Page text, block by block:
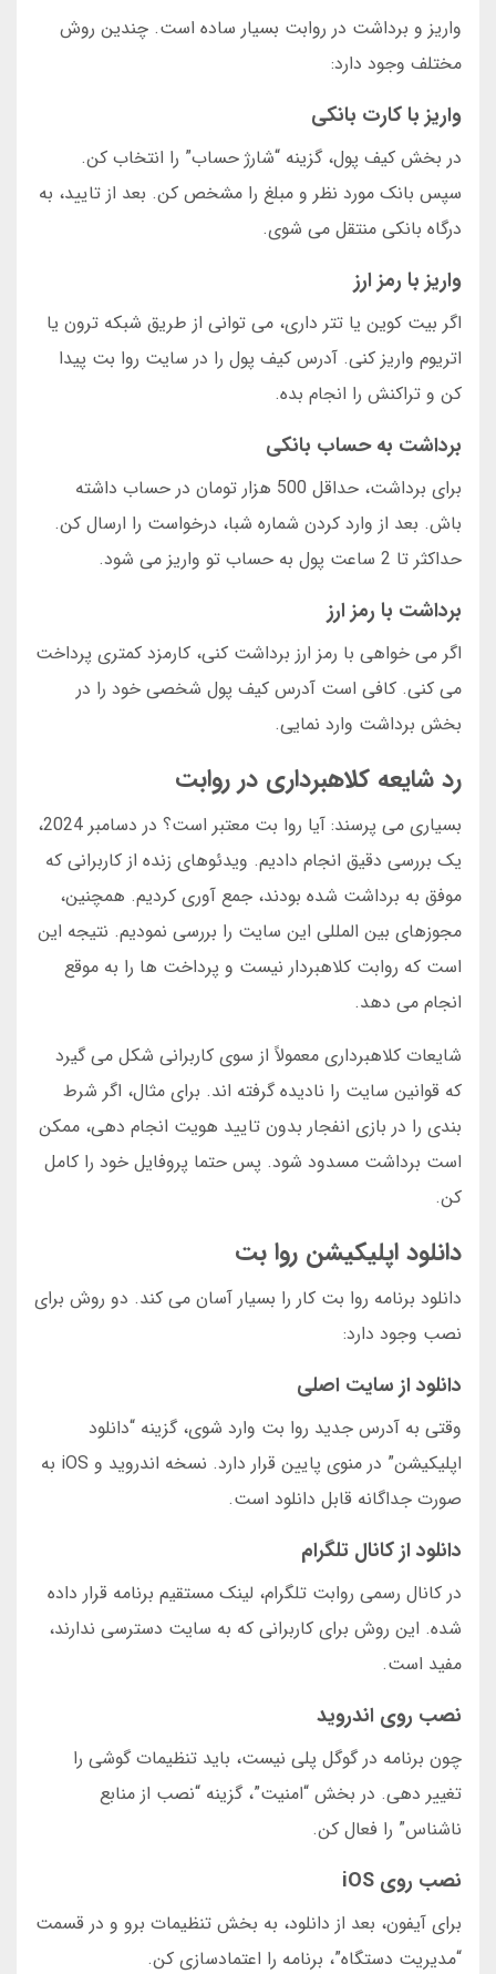
واریز و برداشت در روابت بسیار ساده است. چندین روش
مختلف وجود دارد:
واریز با کارت بانکی
در بخش کیف پول، گزینه “شارژ حساب” را انتخاب کن.
سپس بانک مورد نظر و مبلغ را مشخص کن. بعد از تایید، به
درگاه بانکی منتقل می شوی.
واریز با رمز ارز
اگر بیت کوین یا تتر داری، می توانی از طریق شبکه ترون یا
اتریوم واریز کنی. آدرس کیف پول را در سایت روا بت پیدا
کن و تراکنش را انجام بده.
برداشت به حساب بانکی
برای برداشت، حداقل 500 هزار تومان در حساب داشته
باش. بعد از وارد کردن شماره شبا، درخواست را ارسال کن.
حداکثر تا 2 ساعت پول به حساب تو واریز می شود.
برداشت با رمز ارز
اگر می خواهی با رمز ارز برداشت کنی، کارمزد کمتری پرداخت
می کنی. کافی است آدرس کیف پول شخصی خود را در
بخش برداشت وارد نمایی.
رد شایعه کلاهبرداری در روابت
بسیاری می پرسند: آیا روا بت معتبر است؟ در دسامبر 2024،
یک بررسی دقیق انجام دادیم. ویدئوهای زنده از کاربرانی که
موفق به برداشت شده بودند، جمع آوری کردیم. همچنین،
مجوزهای بین المللی این سایت را بررسی نمودیم. نتیجه این
است که روابت کلاهبردار نیست و پرداخت ها را به موقع
انجام می دهد.
شایعات کلاهبرداری معمولاً از سوی کاربرانی شکل می گیرد
که قوانین سایت را نادیده گرفته اند. برای مثال، اگر شرط
بندی را در بازی انفجار بدون تایید هویت انجام دهی، ممکن
است برداشت مسدود شود. پس حتما پروفایل خود را کامل
کن.
دانلود اپلیکیشن روا بت
دانلود برنامه روا بت کار را بسیار آسان می کند. دو روش برای
نصب وجود دارد:
دانلود از سایت اصلی
وقتی به آدرس جدید روا بت وارد شوی، گزینه “دانلود
اپلیکیشن” در منوی پایین قرار دارد. نسخه اندروید و iOS به
صورت جداگانه قابل دانلود است.
دانلود از کانال تلگرام
در کانال رسمی روابت تلگرام، لینک مستقیم برنامه قرار داده
شده. این روش برای کاربرانی که به سایت دسترسی ندارند،
مفید است.
نصب روی اندروید
چون برنامه در گوگل پلی نیست، باید تنظیمات گوشی را
تغییر دهی. در بخش “امنیت”، گزینه “نصب از منابع
ناشناس” را فعال کن.
نصب روی iOS
برای آیفون، بعد از دانلود، به بخش تنظیمات برو و در قسمت
“مدیریت دستگاه”، برنامه را اعتمادسازی کن.